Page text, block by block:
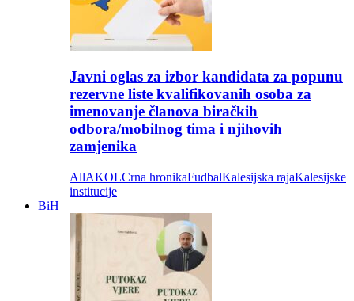
Javni oglas za izbor kandidata za popunu
rezervne liste kvalifikovanih osoba za
imenovanje članova biračkih
odbora/mobilnog tima i njihovih
zamjenika
AllAKOLCrna hronikaFudbalKalesijska rajaKalesijske
institucije
BiH